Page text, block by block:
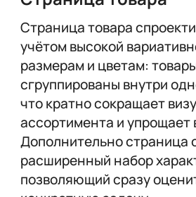
Страница товара
учётом высокой
размерам и цветам:
сгруппированы внутри
что кратно сокращает
ассортимента и упрощает
Дополнительно страница
расширенный набор
позволяющий сразу